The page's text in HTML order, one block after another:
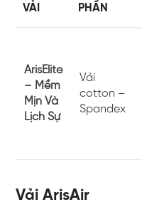
VẢI
PHẦN
ArisElite
– Mềm
Mịn Và
Lịch Sự
Vải
cotton –
Spandex
Vải ArisAir